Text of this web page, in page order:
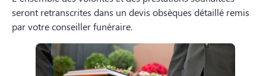
seront retranscrites dans un devis obsèques détaillé remis
par votre conseiller funéraire.